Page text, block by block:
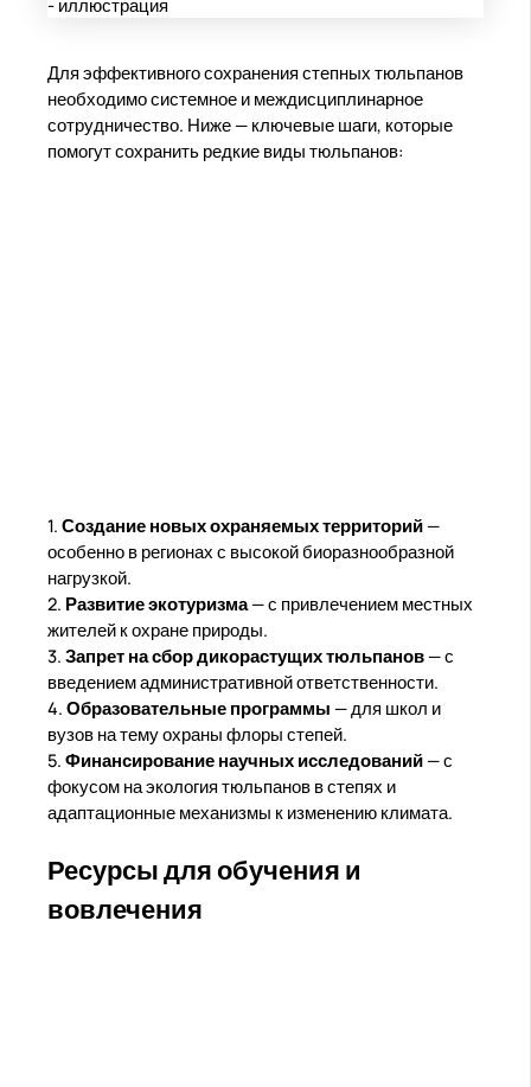
Для эффективного сохранения степных тюльпанов
необходимо системное и междисциплинарное
сотрудничество. Ниже — ключевые шаги, которые
помогут сохранить редкие виды тюльпанов:
1. Создание новых охраняемых территорий—
особенно в регионах с высокой биоразнообразной
нагрузкой.
2. Развитие экотуризма— с привлечением местных
жителей к охране природы.
3. Запрет на сбор дикорастущих тюльпанов— с
введением административной ответственности.
4. Образовательные программы — для школ и
вузов на тему охраны флоры степей.
5. Финансирование научных исследований— с
фокусом на экология тюльпанов в степях и
адаптационные механизмы к изменению климата.
Ресурсы для обучения и
вовлечения